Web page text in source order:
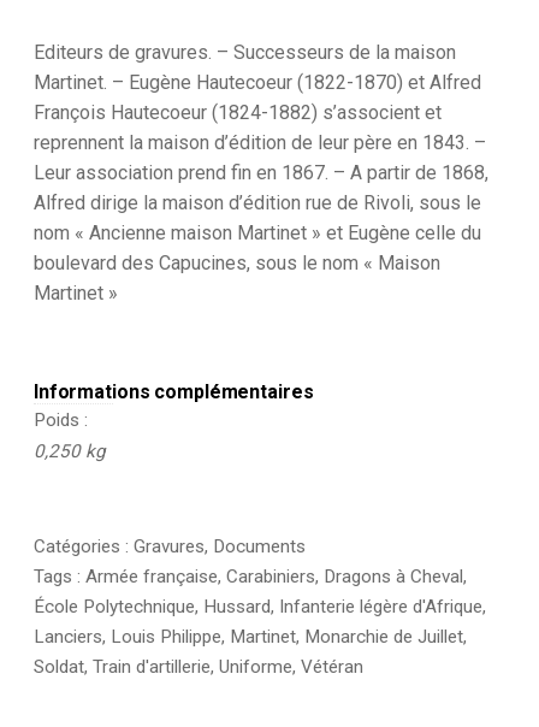
Editeurs de gravures. – Successeurs de la maison
Martinet. – Eugène Hautecoeur (1822-1870) et Alfred
François Hautecoeur (1824-1882) s’associent et
reprennent la maison d’édition de leur père en 1843. –
Leur association prend fin en 1867. – A partir de 1868,
Alfred dirige la maison d’édition rue de Rivoli, sous le
nom « Ancienne maison Martinet » et Eugène celle du
boulevard des Capucines, sous le nom « Maison
Martinet »
Informations complémentaires
Poids
0,250 kg
Catégories : Gravures, Documents
Tags : Armée française, Carabiniers, Dragons à Cheval,
École Polytechnique, Hussard, Infanterie légère d'Afrique,
Lanciers, Louis Philippe, Martinet, Monarchie de Juillet,
Soldat, Train d'artillerie, Uniforme, Vétéran